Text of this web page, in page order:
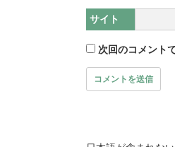
サイト
次回のコメント